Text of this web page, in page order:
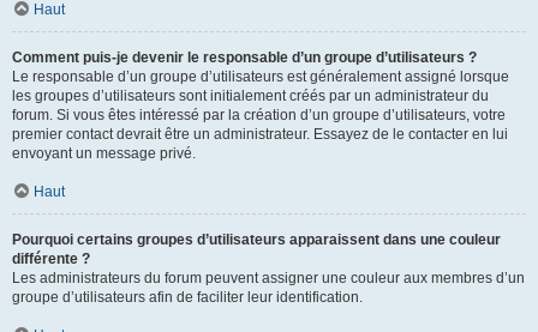
Haut
Comment puis-je devenir le responsable d’un groupe d’utilisateurs ?
Le responsable d’un groupe d’utilisateurs est généralement assigné lorsque
les groupes d’utilisateurs sont initialement créés par un administrateur du
forum. Si vous êtes intéressé par la création d’un groupe d’utilisateurs, votre
premier contact devrait être un administrateur. Essayez de le contacter en lui
envoyant un message privé.
Haut
Pourquoi certains groupes d’utilisateurs apparaissent dans une couleur
différente ?
Les administrateurs du forum peuvent assigner une couleur aux membres d’un
groupe d’utilisateurs afin de faciliter leur identification.